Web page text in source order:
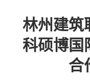
林州建筑
科硕博国
合